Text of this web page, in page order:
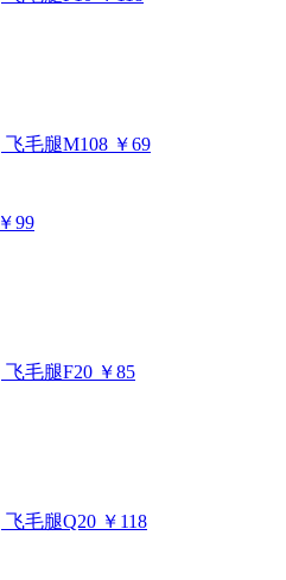
飞毛腿M108 ￥69
￥99
飞毛腿F20 ￥85
飞毛腿Q20 ￥118